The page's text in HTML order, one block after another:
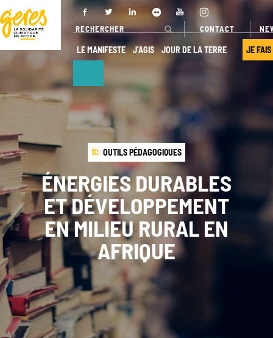
CONTACT
LE MANIFESTE J’AGIS JOUR DE LA TERRE JE FAIS
NOUS
DÉCOUVRIR
Qui sommes-
nous ?
Gouvernance
Transparence
Nos
partenaires
Nos réseaux
Rapport
d’activité
NOS ACTIONS
Pays
d’intervention
Nos projets
Nos
expertises
Offres de
services
OUTILS PÉDAGOGIQUES
ÉNERGIES DURABLES
ET DÉVELOPPEMENT
EN MILIEU RURAL EN
AFRIQUE